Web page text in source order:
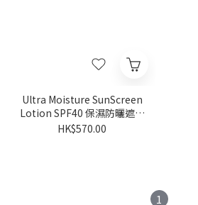
Ultra Moisture SunScreen
Lotion SPF40 保濕防曬遮瑕
乳霜 50mL
HK$570.00
1